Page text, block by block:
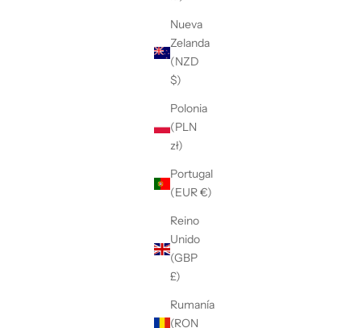
Nueva
Zelanda
(NZD
$)
Polonia
(PLN
zł)
Portugal
(EUR €)
Reino
Unido
(GBP
£)
Rumanía
(RON